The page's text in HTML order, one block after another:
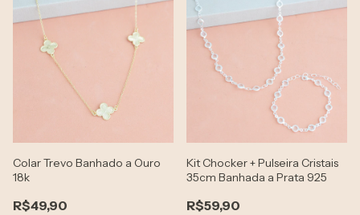
Colar Trevo Banhado a Ouro
18k
R$49,90
Kit Chocker + Pulseira Cristais
35cm Banhada a Prata 925
R$59,90